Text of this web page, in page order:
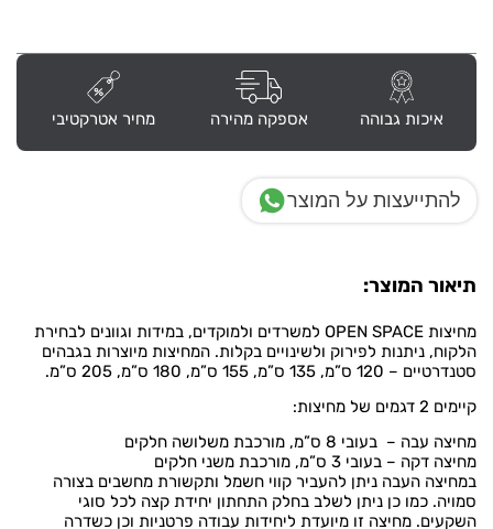
איכות גבוהה אספקה מהירה מחיר אטרקטיבי
להתייעצות על המוצר
תיאור המוצר:
מחיצות OPEN SPACE למשרדים ולמוקדים, במידות וגוונים לבחירת
הלקוח, ניתנות לפירוק ולשינויים בקלות. המחיצות מיוצרות בגבהים
סטנדרטיים – 120 ס”מ, 135 ס”מ, 155 ס”מ, 180 ס”מ, 205 ס”מ.
קיימים 2 דגמים של מחיצות:
מחיצה עבה – בעובי 8 ס”מ, מורכבת משלושה חלקים
מחיצה דקה – בעובי 3 ס”מ, מורכבת משני חלקים
במחיצה העבה ניתן להעביר קווי חשמל ותקשורת מחשבים בצורה
סמויה. כמו כן ניתן לשלב בחלק התחתון יחידת קצה לכל סוגי
השקעים. מחיצה זו מיועדת ליחידות עבודה פרטניות וכן כשדרה